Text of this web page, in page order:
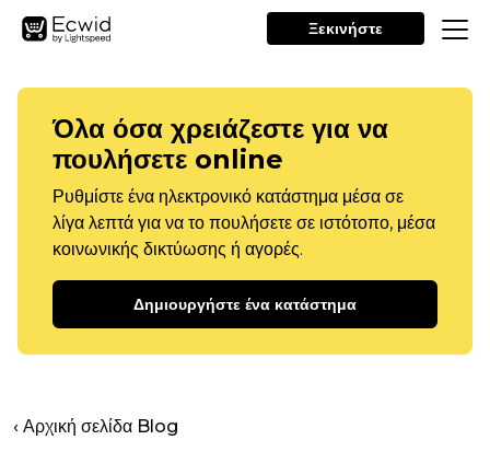
Ξεκινήστε
Όλα όσα χρειάζεστε για να
πουλήσετε online
Ρυθμίστε ένα ηλεκτρονικό κατάστημα μέσα σε
λίγα λεπτά για να το πουλήσετε σε ιστότοπο, μέσα
κοινωνικής δικτύωσης ή αγορές.
Δημιουργήστε ένα κατάστημα
‹ Αρχική σελίδα Blog